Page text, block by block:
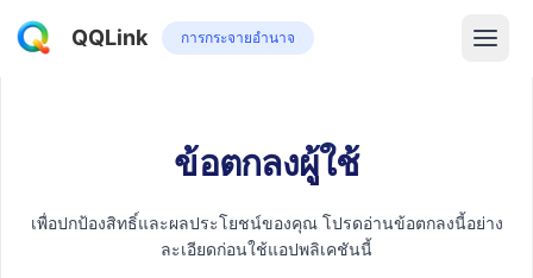
QQLink การกระจายอำนาจ
ข้อตกลงผู้ใช้
เพื่อปกป้องสิทธิ์และผลประโยชน์ของคุณ โปรดอ่านข้อตกลงนี้อย่าง
ละเอียดก่อนใช้แอปพลิเคชันนี้